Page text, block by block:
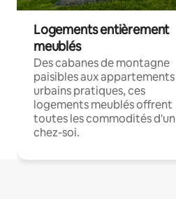
Logements entièrement
meublés
Des cabanes de montagne
paisibles aux appartements
urbains pratiques, ces
logements meublés offrent
toutes les commodités d'un
chez-soi.